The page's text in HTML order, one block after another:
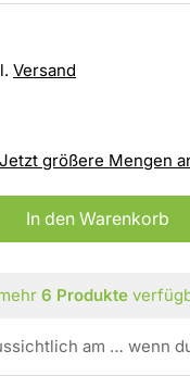
Versand
Jetzt größere Mengen
In den Warenkorb
6 Produkte
am … wenn